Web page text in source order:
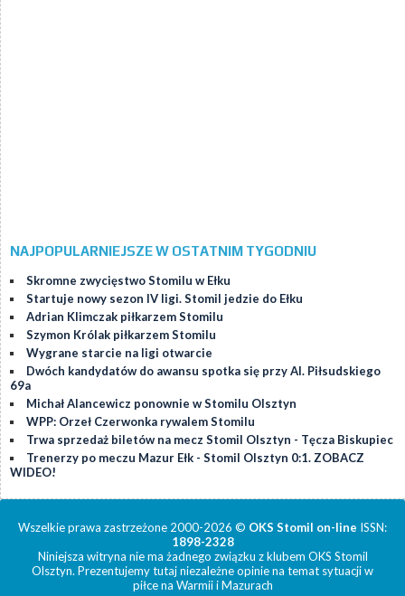
NAJPOPULARNIEJSZE W OSTATNIM TYGODNIU
Skromne zwycięstwo Stomilu w Ełku
Startuje nowy sezon IV ligi. Stomil jedzie do Ełku
Adrian Klimczak piłkarzem Stomilu
Szymon Królak piłkarzem Stomilu
Wygrane starcie na ligi otwarcie
Dwóch kandydatów do awansu spotka się przy Al. Piłsudskiego
69a
Michał Alancewicz ponownie w Stomilu Olsztyn
WPP: Orzeł Czerwonka rywalem Stomilu
Trwa sprzedaż biletów na mecz Stomil Olsztyn - Tęcza Biskupiec
Trenerzy po meczu Mazur Ełk - Stomil Olsztyn 0:1. ZOBACZ
WIDEO!
Wszelkie prawa zastrzeżone 2000-2026 © OKS Stomil on-line ISSN:
1898-2328
Niniejsza witryna nie ma żadnego związku z klubem OKS Stomil
Olsztyn. Prezentujemy tutaj niezależne opinie na temat sytuacji w
piłce na Warmii i Mazurach